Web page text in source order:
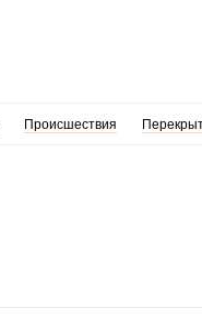
Происшествия